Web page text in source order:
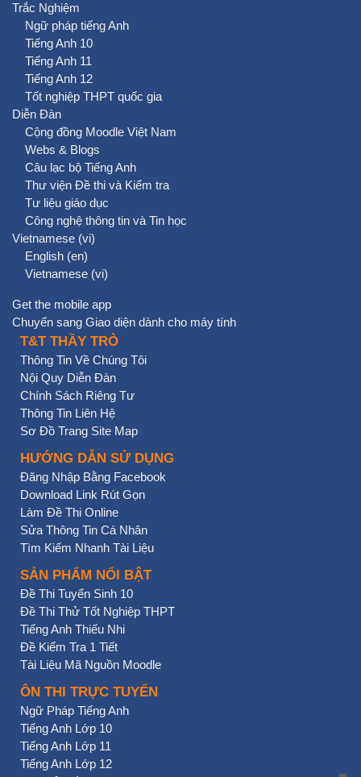
Trắc Nghiệm
Ngữ pháp tiếng Anh
Tiếng Anh 10
Tiếng Anh 11
Tiếng Anh 12
Tốt nghiệp THPT quốc gia
Diễn Đàn
Cộng đồng Moodle Việt Nam
Webs & Blogs
Câu lạc bộ Tiếng Anh
Thư viện Đề thi và Kiểm tra
Tư liệu giáo dục
Công nghệ thông tin và Tin học
Vietnamese ‎(vi)‎
English ‎(en)‎
Vietnamese ‎(vi)‎
Get the mobile app
Chuyển sang Giao diện dành cho máy tính
T&T THẦY TRÒ
Thông Tin Về Chúng Tôi
Nội Quy Diễn Đàn
Chính Sách Riêng Tư
Thông Tin Liên Hệ
Sơ Đồ Trang Site Map
HƯỚNG DẪN SỬ DỤNG
Đăng Nhập Bằng Facebook
Download Link Rút Gọn
Làm Đề Thi Online
Sửa Thông Tin Cá Nhân
Tìm Kiếm Nhanh Tài Liệu
SẢN PHẨM NỔI BẬT
Đề Thi Tuyển Sinh 10
Đề Thi Thử Tốt Nghiệp THPT
Tiếng Anh Thiếu Nhi
Đề Kiểm Tra 1 Tiết
Tài Liệu Mã Nguồn Moodle
ÔN THI TRỰC TUYẾN
Ngữ Pháp Tiếng Anh
Tiếng Anh Lớp 10
Tiếng Anh Lớp 11
Tiếng Anh Lớp 12